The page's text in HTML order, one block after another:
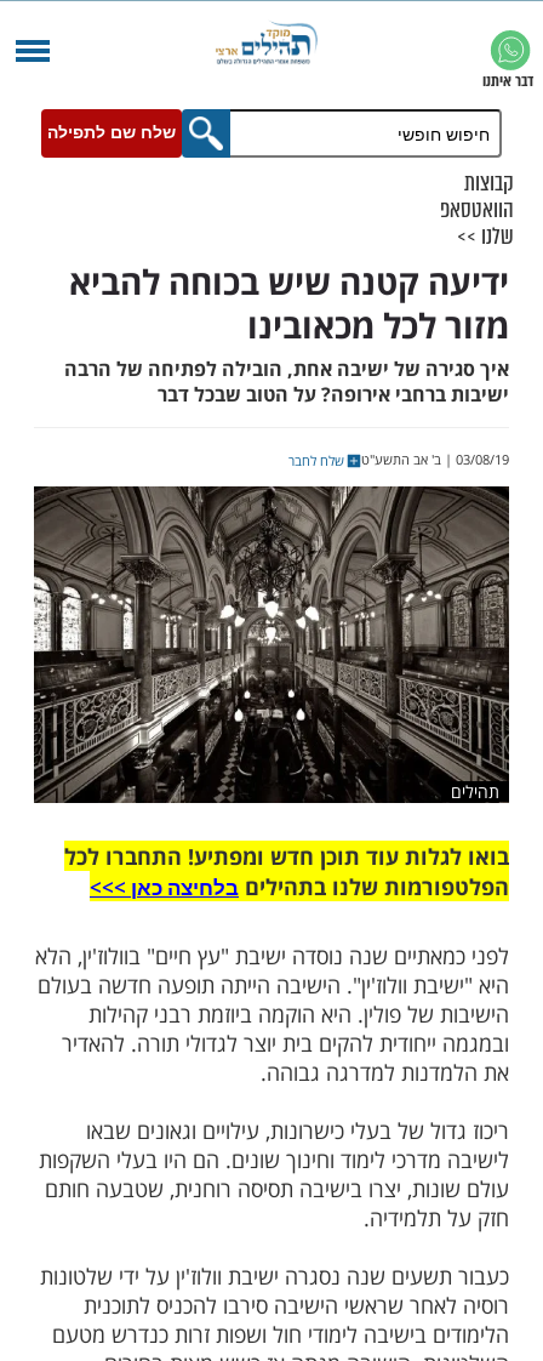
שלח שם לתפילה
קטנה שיש בכוחה להביא
מכאובינו
של ישיבה אחת, הובילה לפתיחה של הרבה
אירופה? על הטוב שבכל דבר
שלח לחבר
עוד תוכן חדש ומפתיע! התחברו לכל
שנה נוסדה ישיבת "עץ חיים" בוולוז'ין, הלא
וולוז'ין". הישיבה הייתה תופעה חדשה בעולם
פולין. היא הוקמה ביוזמת רבני קהילות
להקים בית יוצר לגדולי תורה. להאדיר
למדרגה גבוהה.